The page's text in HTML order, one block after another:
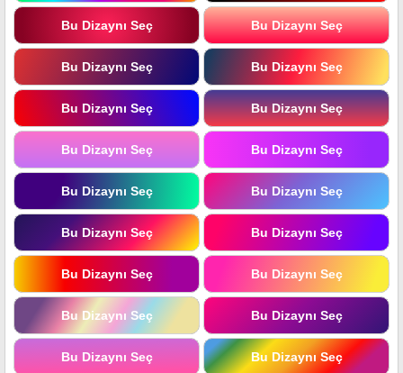
Bu Dizaynı Seç Bu Dizaynı Seç
Bu Dizaynı Seç Bu Dizaynı Seç
Bu Dizaynı Seç Bu Dizaynı Seç
Bu Dizaynı Seç Bu Dizaynı Seç
Bu Dizaynı Seç Bu Dizaynı Seç
Bu Dizaynı Seç Bu Dizaynı Seç
Bu Dizaynı Seç Bu Dizaynı Seç
Bu Dizaynı Seç Bu Dizaynı Seç
Bu Dizaynı Seç Bu Dizaynı Seç